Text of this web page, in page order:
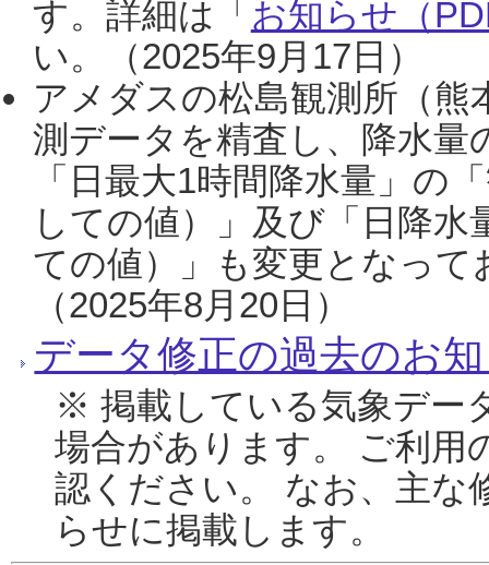
す。詳細は「 お知らせ（
い。（2025年9月17日）
アメダスの松島観測所（熊
測データを精査し、降水
「日最大1時間降水量」の
しての値）」及び「日降
ての値）」も変更となっ
（2025年8月20日）
データ修正の過去のお
※ 掲載している気象デー
場合があります。 ご利用
認ください。 なお、主な
らせに掲載します。